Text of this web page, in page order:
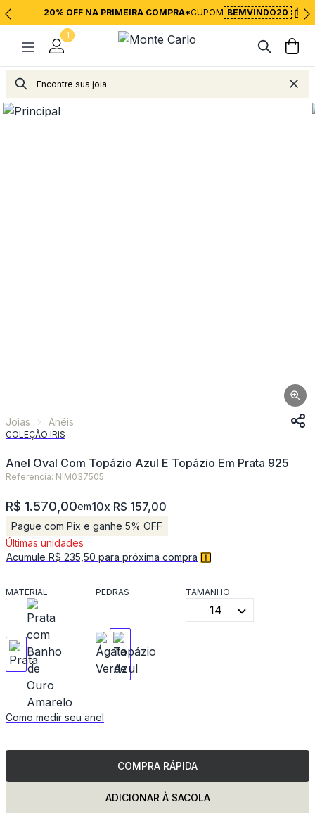
20% OFF NA PRIMEIRA COMPRA*CUPOM BEMVINDO20
1
Joias
Joias Anéis
COLEÇÃO IRIS
Anel Oval Com Topázio Azul E Topázio Em Prata 925
Referencia: NIM037505
R$ 1.570,00em10x R$ 157,00
Pague com Pix e ganhe 5% OFF
Últimas unidades
Acumule R$ 235,50 para próxima compra
MATERIAL PEDRAS TAMANHO
14
Como medir seu anel
COMPRA RÁPIDA
ADICIONAR À SACOLA